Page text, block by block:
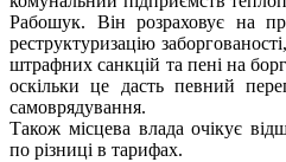
Рабошук. Він розраховує на
реструктуризацію
штрафних санкцій та пені на
оскільки це дасть певний
самоврядування.
Також місцева влада очікує
по різниці в тарифах.